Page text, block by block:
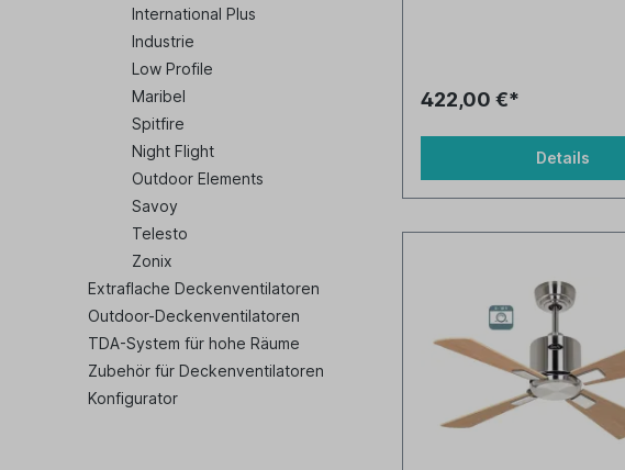
International Plus
Industrie
Low Profile
Maribel
Spitfire
Night Flight
Outdoor Elements
Savoy
Telesto
Zonix
Extraflache Deckenventilatoren
Outdoor-Deckenventilatoren
TDA-System für hohe Räume
Zubehör für Deckenventilatoren
Konfigurator
422,00 €*
Details